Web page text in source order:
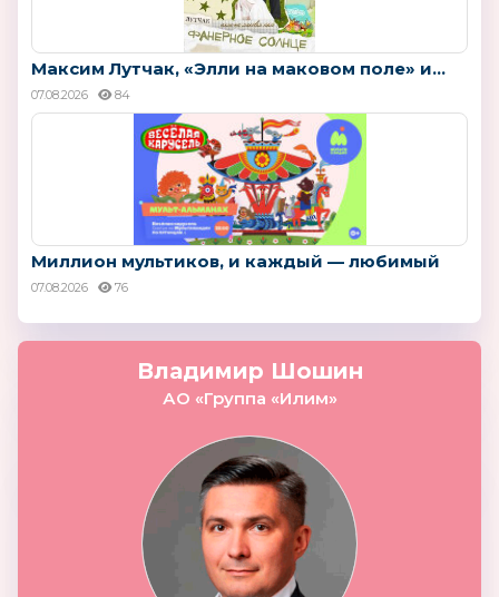
Максим Лутчак, «Элли на маковом поле» и...
07.08.2026 84
Миллион мультиков, и каждый — любимый
07.08.2026 76
Владимир Шошин
АО «Группа «Илим»